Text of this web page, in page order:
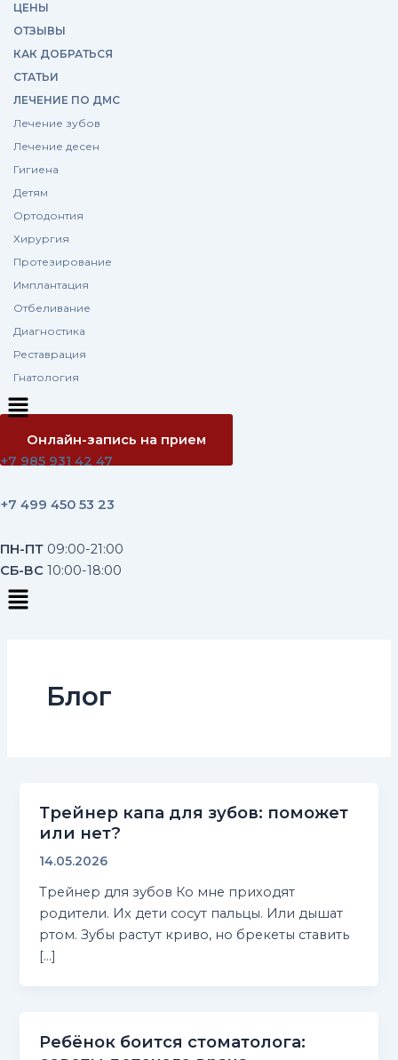
ЦЕНЫ
ОТЗЫВЫ
КАК ДОБРАТЬСЯ
СТАТЬИ
ЛЕЧЕНИЕ ПО ДМС
Лечение зубов
Лечение десен
Гигиена
Детям
Ортодонтия
Хирургия
Протезирование
Имплантация
Отбеливание
Диагностика
Реставрация
Гнатология
Меню
Онлайн-запись на прием
+7 985 931 42 47
+7 499 450 53 23
ПН-ПТ 09:00-21:00
CБ-ВС 10:00-18:00
Меню
Блог
Трейнер капа для зубов: поможет
или нет?
14.05.2026
Трейнер для зубов Ко мне приходят
родители. Их дети сосут пальцы. Или дышат
ртом. Зубы растут криво, но брекеты ставить
[…]
Ребёнок боится стоматолога: